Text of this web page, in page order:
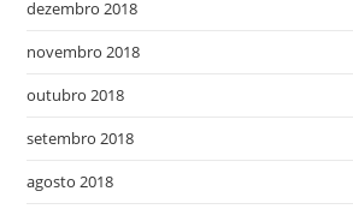
dezembro 2018
novembro 2018
outubro 2018
setembro 2018
agosto 2018